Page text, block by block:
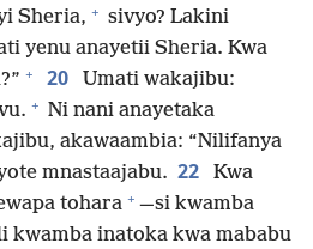
Sheria, + sivyo? Lakini
yenu anayetii Sheria. Kwa
+ 20
Umati wakajibu:
+ Ni nani anayetaka
akawaambia: “Nilifanya
mnastaajabu. 22
Kwa
tohara + ​—⁠si kwamba
kwamba inatoka kwa mababu